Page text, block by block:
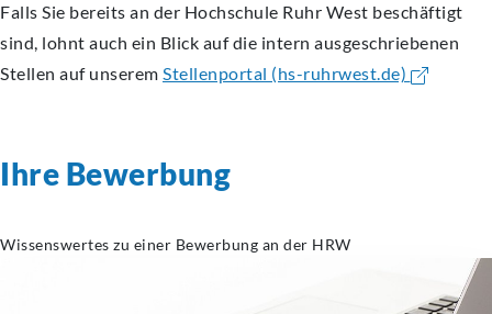
Falls Sie bereits an der Hochschule Ruhr West beschäftigt
sind, lohnt auch ein Blick auf die intern ausgeschriebenen
Stellen auf unserem Stellenportal (hs-ruhrwest.de)
Ihre Bewerbung
Wissenswertes zu einer Bewerbung an der HRW